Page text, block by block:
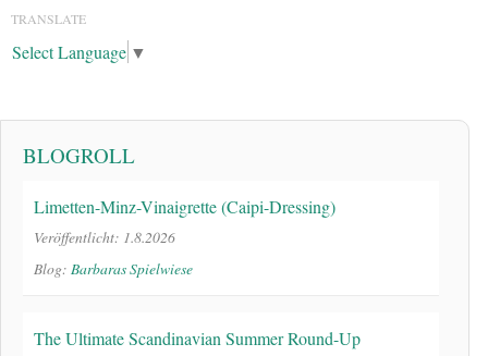
TRANSLATE
Select Language ▼
BLOGROLL
Limetten-Minz-Vinaigrette (Caipi-Dressing)
Veröffentlicht: 1.8.2026
Blog: Barbaras Spielwiese
The Ultimate Scandinavian Summer Round-Up